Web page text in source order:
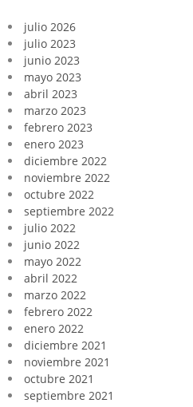
julio 2026
julio 2023
junio 2023
mayo 2023
abril 2023
marzo 2023
febrero 2023
enero 2023
diciembre 2022
noviembre 2022
octubre 2022
septiembre 2022
julio 2022
junio 2022
mayo 2022
abril 2022
marzo 2022
febrero 2022
enero 2022
diciembre 2021
noviembre 2021
octubre 2021
septiembre 2021